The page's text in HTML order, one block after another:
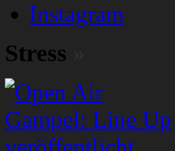
Instagram
Stress